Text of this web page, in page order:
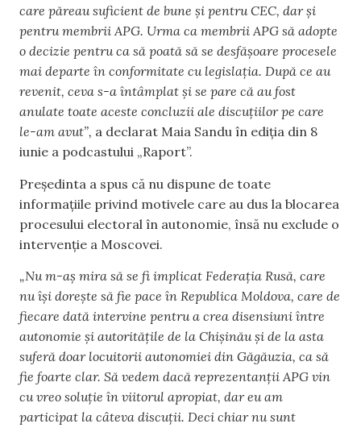
care păreau suficient de bune și pentru CEC, dar și
pentru membrii APG. Urma ca membrii APG să adopte
o decizie pentru ca să poată să se desfășoare procesele
mai departe în conformitate cu legislația. După ce au
revenit, ceva s-a întâmplat și se pare că au fost
anulate toate aceste concluzii ale discuțiilor pe care
le-am avut”, a declarat Maia Sandu în ediția din 8
iunie a podcastului „Raport”.
Președinta a spus că nu dispune de toate
informațiile privind motivele care au dus la blocarea
procesului electoral în autonomie, însă nu exclude o
intervenție a Moscovei.
„Nu m-aș mira să se fi implicat Federația Rusă, care
nu își dorește să fie pace în Republica Moldova, care de
fiecare dată intervine pentru a crea disensiuni între
autonomie și autoritățile de la Chișinău și de la asta
suferă doar locuitorii autonomiei din Găgăuzia, ca să
fie foarte clar. Să vedem dacă reprezentanții APG vin
cu vreo soluție în viitorul apropiat, dar eu am
participat la câteva discuții. Deci chiar nu sunt